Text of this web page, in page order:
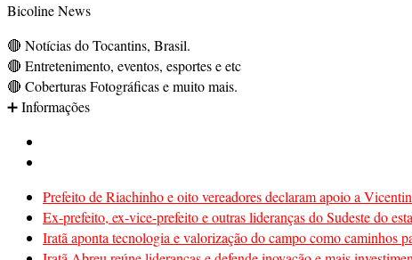
Bicoline News
🔴 Notícias do Tocantins, Brasil.
🔴 Entretenimento, eventos, esportes e etc
🔴 Coberturas Fotográficas e muito mais.
➕ Informações
Prefeito de Riachinho e oito vereadores declaram apoio a
Ex-prefeito, ex-vice-prefeito e outras lideranças do Sudeste do
Iratã aponta tecnologia e valorização do campo como caminhos